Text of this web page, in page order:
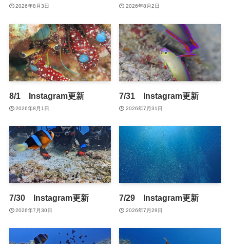
2026年8月3日 2026年8月2日
8/1 Instagram更新
2026年8月1日
7/31 Instagram更新
2026年7月31日
7/30 Instagram更新
2026年7月30日
7/29 Instagram更新
2026年7月29日